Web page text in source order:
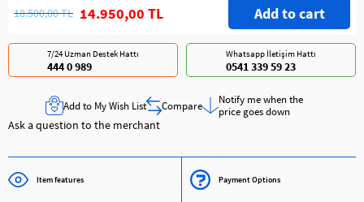
18.500,00 TL 14.950,00 TL
Whatsapp İletişim Hattı
0541 339 59 23
7/24 Uzman Destek Hattı
444 0 989
Add to My Wish List Compare
Notify me when the
price goes down
Ask a question to the merchant
Item features Payment Options